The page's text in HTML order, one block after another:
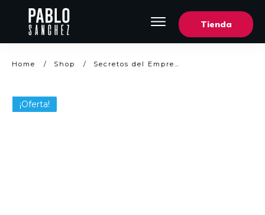
Tienda
Home / Shop / Secretos del Emprendedor Exitoso
¡Oferta!